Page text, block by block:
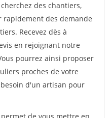
des chantiers,
rapidement des demande
Recevez dès à
en rejoignant notre
pourrez ainsi proposer
proches de votre
d'un artisan pour